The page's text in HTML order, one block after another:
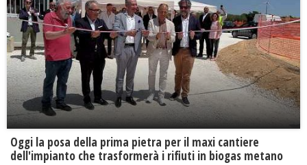
Oggi la posa della prima pietra per il maxi cantiere
dell'impianto che trasformerà i rifiuti in biogas metano